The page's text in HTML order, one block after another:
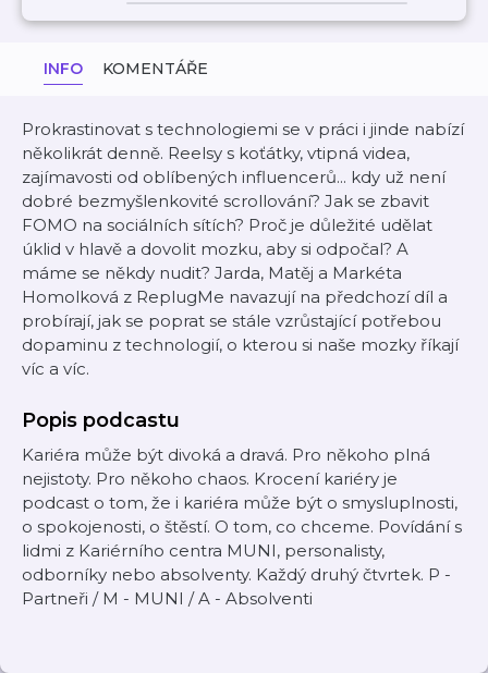
INFO KOMENTÁŘE
Prokrastinovat s technologiemi se v práci i jinde nabízí
několikrát denně. Reelsy s koťátky, vtipná videa,
zajímavosti od oblíbených influencerů... kdy už není
dobré bezmyšlenkovité scrollování? Jak se zbavit
FOMO na sociálních sítích? Proč je důležité udělat
úklid v hlavě a dovolit mozku, aby si odpočal? A
máme se někdy nudit? Jarda, Matěj a Markéta
Homolková z ReplugMe navazují na předchozí díl a
probírají, jak se poprat se stále vzrůstající potřebou
dopaminu z technologií, o kterou si naše mozky říkají
víc a víc.
Popis podcastu
Kariéra může být divoká a dravá. Pro někoho plná
nejistoty. Pro někoho chaos. Krocení kariéry je
podcast o tom, že i kariéra může být o smysluplnosti,
o spokojenosti, o štěstí. O tom, co chceme. Povídání s
lidmi z Kariérního centra MUNI, personalisty,
odborníky nebo absolventy. Každý druhý čtvrtek. P -
Partneři / M - MUNI / A - Absolventi